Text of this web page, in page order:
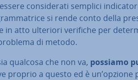
con­si­de­ra­ti semplici
si rende conto della
in atto ulteriori verifiche per
di metodo.
qualcosa che non va, possiamo
proprio a questo ed è un’opzione